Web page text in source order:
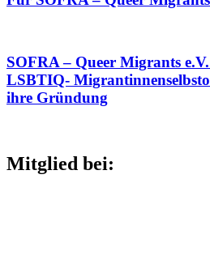
SOFRA – Queer Migrants
LSBTIQ-
ihre Gründung
Mitglied bei: